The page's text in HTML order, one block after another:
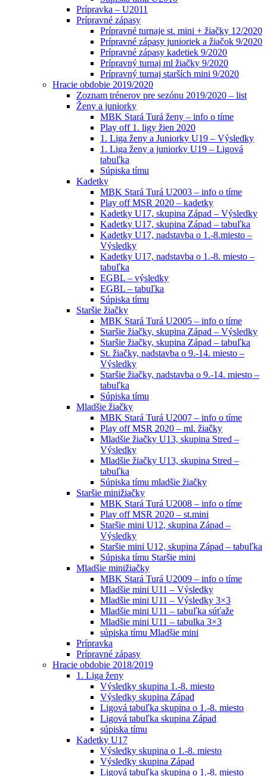
Prípravka – U2011
Prípravné zápasy
Prípravné turnaje st. mini + žiačky 12/2020
Prípravné zápasy junioriek a žiačok 9/2020
Prípravné zápasy kadetiek 9/2020
Prípravný turnaj ml žiačky 9/2020
Prípravný turnaj starších mini 9/2020
Hracie obdobie 2019/2020
Zoznam trénerov pre sezónu 2019/2020 – list
Ženy a juniorky
MBK Stará Turá ženy – info o tíme
Play off 1. ligy žien 2020
1. Liga ženy a Juniorky U19 – Výsledky
1. Liga ženy a juniorky U19 – Ligová
tabuľka
Súpiska tímu
Kadetky
MBK Stará Turá U2003 – info o tíme
Play off MSR 2020 – kadetky
Kadetky U17, skupina Západ – Výsledky
Kadetky U17, skupina Západ – tabuľka
Kadetky U17, nadstavba o 1.-8.miesto –
Výsledky
Kadetky U17, nadstavba o 1.-8. miesto –
tabuľka
EGBL – výsledky
EGBL – tabuľka
Súpiska tímu
Staršie žiačky
MBK Stará Turá U2005 – info o tíme
Staršie žiačky, skupina Západ – Výsledky
Staršie žiačky, skupina Západ – tabuľka
St. žiačky, nadstavba o 9.-14. miesto –
Výsledky
Staršie žiačky, nadstavba o 9.-14. miesto –
tabuľka
Súpiska tímu
Mladšie žiačky
MBK Stará Turá U2007 – info o tíme
Play off MSR 2020 – ml. žiačky
Mladšie žiačky U13, skupina Stred –
Výsledky
Mladšie žiačky U13, skupina Stred –
tabuľka
Súpiska tímu mladšie žiačky
Staršie minižiačky
MBK Stará Turá U2008 – info o tíme
Play off MSR 2020 – st.mini
Staršie mini U12, skupina Západ –
Výsledky
Staršie mini U12, skupina Západ – tabuľka
Súpiska tímu Staršie mini
Mladšie minižiačky
MBK Stará Turá U2009 – info o tíme
Mladšie mini U11 – Výsledky
Mladšie mini U11 – Výsledky 3×3
Mladšie mini U11 – tabuľka súťaže
Mladšie mini U11 – tabulka 3×3
súpiska tímu Mladšie mini
Prípravka
Prípravné zápasy
Hracie obdobie 2018/2019
1. Liga ženy
Výsledky skupina 1.-8. miesto
Výsledky skupina Západ
Ligová tabuľka skupina o 1.-8. miesto
Ligová tabuľka skupina Západ
súpiska tímu
Kadetky U17
Výsledky skupina o 1.-8. miesto
Výsledky skupina Západ
Ligová tabuľka skupina o 1.-8. miesto